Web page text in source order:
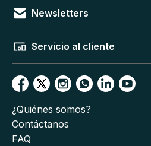
Newsletters
Servicio al cliente
¿Quiénes somos?
Contáctanos
FAQ